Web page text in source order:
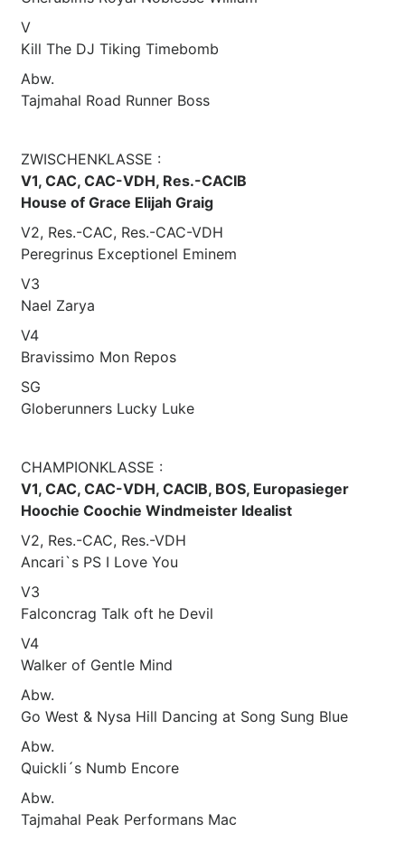
V
Kill The DJ Tiking Timebomb
Abw.
Tajmahal Road Runner Boss
ZWISCHENKLASSE :
V1, CAC, CAC-VDH, Res.-CACIB
House of Grace Elijah Graig
V2, Res.-CAC, Res.-CAC-VDH
Peregrinus Exceptionel Eminem
V3
Nael Zarya
V4
Bravissimo Mon Repos
SG
Globerunners Lucky Luke
CHAMPIONKLASSE :
V1, CAC, CAC-VDH, CACIB, BOS, Europasieger
Hoochie Coochie Windmeister Idealist
V2, Res.-CAC, Res.-VDH
Ancari`s PS I Love You
V3
Falconcrag Talk oft he Devil
V4
Walker of Gentle Mind
Abw.
Go West & Nysa Hill Dancing at Song Sung Blue
Abw.
Quickli´s Numb Encore
Abw.
Tajmahal Peak Performans Mac